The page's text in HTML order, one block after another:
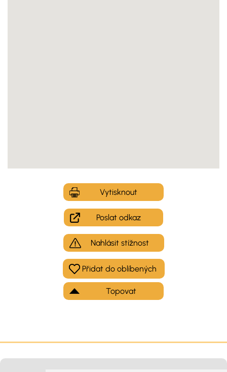
Vytisknout
Poslat odkaz
Nahlásit stížnost
Topovat